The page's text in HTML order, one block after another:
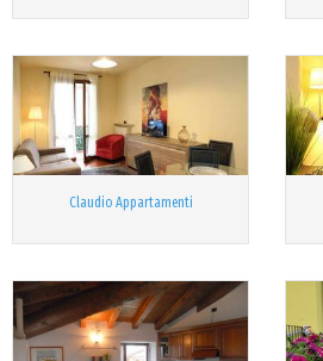
Claudio Appartamenti